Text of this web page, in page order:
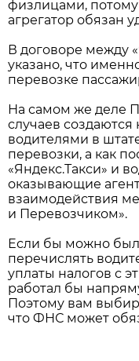
физлицами,
агрегатор обязан
В договоре между
указано, что
перевозке
На самом же деле
случаев
водителями в
перевозки, а как
«Яндекс.Такси» и
оказывающие
взаимодействия
и Перевозчиком».
Если бы можно
перечислять
уплаты налогов с
работал бы
Поэтому вам
что ФНС может